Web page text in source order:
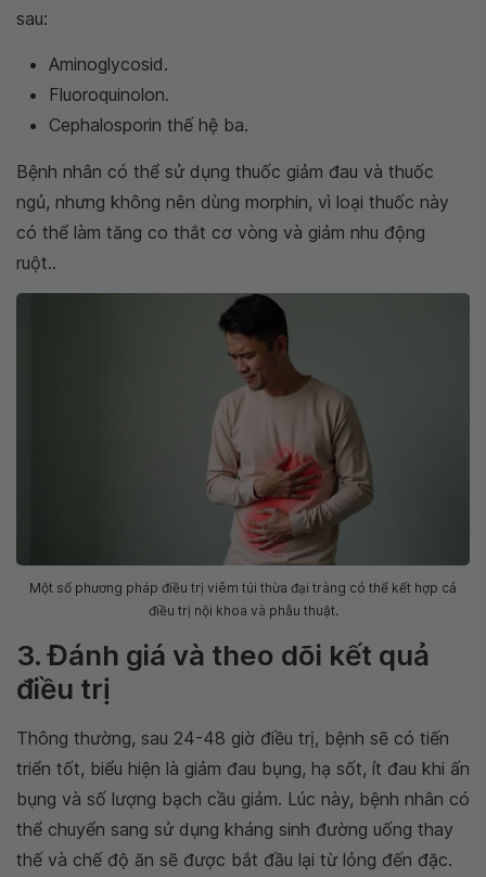
sau:
Aminoglycosid.
Fluoroquinolon.
Cephalosporin thế hệ ba.
Bệnh nhân có thể sử dụng thuốc giảm đau và thuốc
ngủ, nhưng không nên dùng morphin, vì loại thuốc này
có thể làm tăng co thắt cơ vòng và giảm nhu động
ruột..
Một số phương pháp điều trị viêm túi thừa đại tràng có thể kết hợp cả
điều trị nội khoa và phẫu thuật.
3. Đánh giá và theo dõi kết quả
điều trị
Thông thường, sau 24-48 giờ điều trị, bệnh sẽ có tiến
triển tốt, biểu hiện là giảm đau bụng, hạ sốt, ít đau khi ấn
bụng và số lượng bạch cầu giảm. Lúc này, bệnh nhân có
thể chuyển sang sử dụng kháng sinh đường uống thay
thế và chế độ ăn sẽ được bắt đầu lại từ lỏng đến đặc.